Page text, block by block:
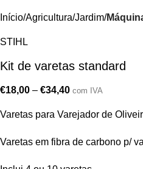
Início Agricultura/Jardim
STIHL
Kit de varetas standard
€18,00 – €34,40 com IVA
Varetas para Varejador de
Varetas em fibra de carbono p/